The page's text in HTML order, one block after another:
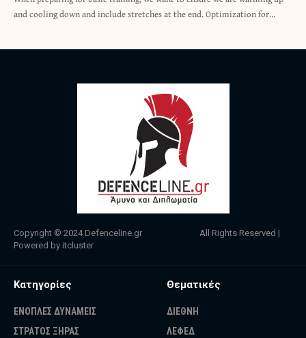
and cooling down and include stretches at the end. Optimization for…
Copyright © 2024 Defenceline.gr All Rights Reserved |
Powered by itcluster
Κατηγορίες
ΕΝΟΠΛΕΣ ΔΥΝΑΜΕΙΣ
ΣΤΡΑΤΟΣ ΞΗΡΑΣ
Θεματικές
ΔΙΕΘΝΗ
ΛΕΦΕΔ